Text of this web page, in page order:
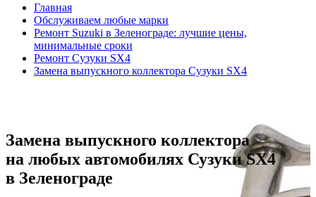
Главная
Обслуживаем любые марки
Ремонт Suzuki в Зеленограде: лучшие цены,
минимальные сроки
Ремонт Сузуки SX4
Замена выпускного коллектора Сузуки SX4
Замена выпускного коллектора
на любых автомобилях Сузуки SX4
в Зеленограде